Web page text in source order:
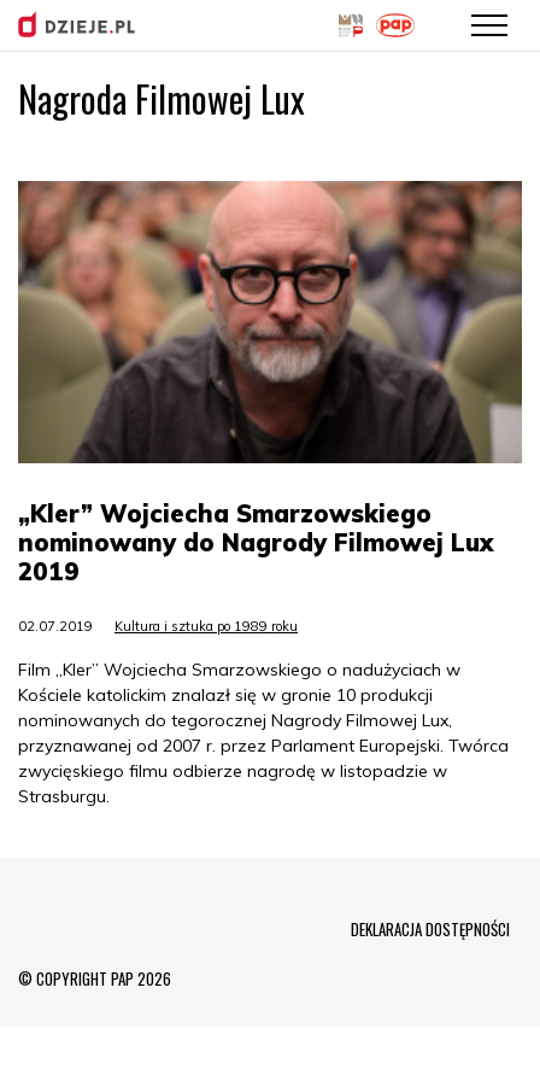
Przejdź
do
Nagroda Filmowej Lux
„Kler” Wojciecha Smarzowskiego
nominowany do Nagrody Filmowej Lux
2019
02.07.2019 Kultura i sztuka po 1989 roku
Film „Kler” Wojciecha Smarzowskiego o nadużyciach w
Kościele katolickim znalazł się w gronie 10 produkcji
nominowanych do tegorocznej Nagrody Filmowej Lux,
przyznawanej od 2007 r. przez Parlament Europejski. Twórca
zwycięskiego filmu odbierze nagrodę w listopadzie w
Strasburgu.
© COPYRIGHT PAP 2026
DEKLARACJA DOSTĘPNOŚCI